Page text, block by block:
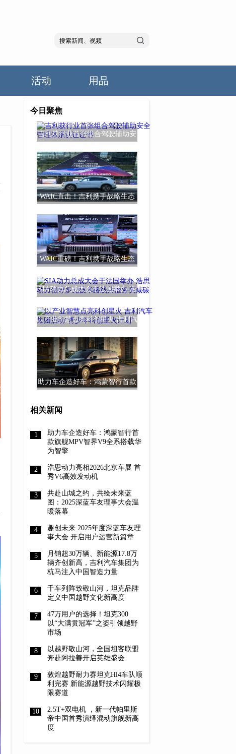
活动 用品
今日聚焦
吉利获行业首张组合驾驶辅助安
WAIC直击！吉利携手战略生态
WAIC重磅！吉利携手战略生态
SIA动力总成大会于法国举办 浩
以产业智慧点亮科创星火 吉利汽
助力车企造好车：鸿蒙智行首款
相关新闻
助力车企造好车：鸿蒙智行首
款旗舰MPV智界V9全系搭载华
为智擎
浩思动力亮相2026北京车展 首
秀V6高效发动机
共赴山城之约，共绘未来蓝
图：2025深蓝车友理事大会温
暖落幕
趣创未来 2025年度深蓝车友理
事大会 开启用户运营新篇章
月销超30万辆、新能源17.8万
辆齐创新高，吉利汽车集团为
杭马注入中国智造力量
千车列阵致敬山河，坦克品牌
定义中国越野文化新高度
47万用户的选择！坦克300
以“大满贯冠军”之姿引领越野
市场
以越野敬山河，全国坦客联盟
奔赴阿拉善开启英雄盛会
敦煌越野耐力赛坦克Hi4车队顺
利完赛 新能源越野技术闪耀极
限赛道
2.5T+双电机 ，新一代帕里斯
帝中国首秀演绎混动旗舰新高
度